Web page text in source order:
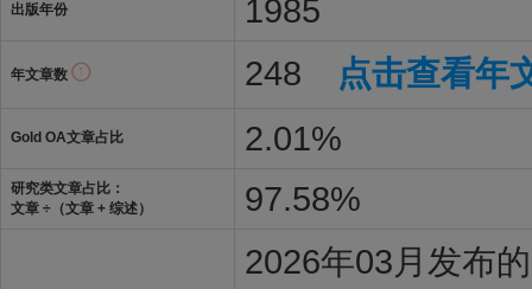
出版年份 1985
年文章数 248 点击查看年
Gold OA文章占比 2.01%
研究类文章占比：
文章 ÷（文章 + 综述）
97.58%
2026年03月发布